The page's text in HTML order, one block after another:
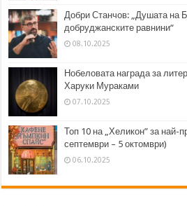
Добри Станчов: „Душата на
добруджанските равнини“
08.10.2025
Нобеловата награда за
Харуки Мураками
07.10.2025
Топ 10 на „Хеликон” за най-
септември – 5 октомври)
06.10.2025